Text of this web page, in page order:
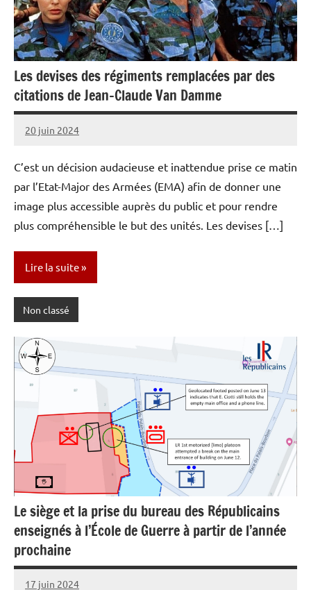
Les devises des régiments remplacées par des
citations de Jean-Claude Van Damme
20 juin 2024
Caporal
Aucun
C’est un décision audacieuse et inattendue prise ce matin
par l’Etat-Major des Armées (EMA) afin de donner une
image plus accessible auprès du public et pour rendre
plus compréhensible le but des unités. Les devises […]
Lire la suite
Non classé
Le siège et la prise du bureau des Républicains
enseignés à l’École de Guerre à partir de l’année
prochaine
17 juin 2024